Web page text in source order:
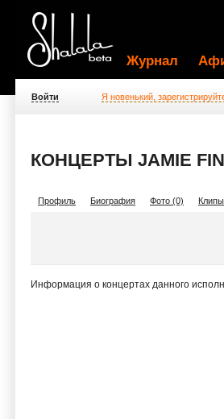
Журнал
Войти Я новенький,
КОНЦЕРТЫ JAMIE
Профиль Биография Фото (0)
Информация о концертах данного